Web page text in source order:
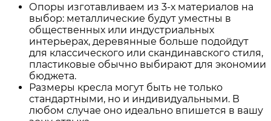
Опоры изготавливаем из 3-х материалов на
выбор: металлические будут уместны в
общественных или индустриальных
интерьерах, деревянные больше подойдут
для классического или скандинавского стиля,
пластиковые обычно выбирают для экономии
бюджета.
Размеры кресла могут быть не только
стандартными, но и индивидуальными. В
любом случае оно идеально впишется в вашу